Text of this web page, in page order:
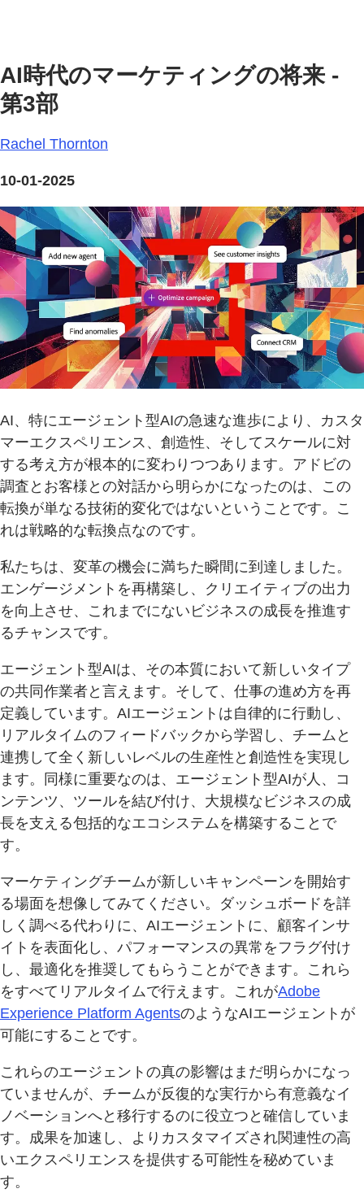
AI時代のマーケティングの将来 -
第3部
Rachel Thornton
10-01-2025
AI、特にエージェント型AIの急速な進歩により、カスタ
マーエクスペリエンス、創造性、そしてスケールに対
する考え方が根本的に変わりつつあります。アドビの
調査とお客様との対話から明らかになったのは、この
転換が単なる技術的変化ではないということです。こ
れは戦略的な転換点なのです。
私たちは、変革の機会に満ちた瞬間に到達しました。
エンゲージメントを再構築し、クリエイティブの出力
を向上させ、これまでにないビジネスの成長を推進す
るチャンスです。
エージェント型AIは、その本質において新しいタイプ
の共同作業者と言えます。そして、仕事の進め方を再
定義しています。AIエージェントは自律的に行動し、
リアルタイムのフィードバックから学習し、チームと
連携して全く新しいレベルの生産性と創造性を実現し
ます。同様に重要なのは、エージェント型AIが人、コ
ンテンツ、ツールを結び付け、大規模なビジネスの成
長を支える包括的なエコシステムを構築することで
す。
マーケティングチームが新しいキャンペーンを開始す
る場面を想像してみてください。ダッシュボードを詳
しく調べる代わりに、AIエージェントに、顧客インサ
イトを表面化し、パフォーマンスの異常をフラグ付け
し、最適化を推奨してもらうことができます。これら
をすべてリアルタイムで行えます。これがAdobe
Experience Platform AgentsのようなAIエージェントが
可能にすることです。
これらのエージェントの真の影響はまだ明らかになっ
ていませんが、チームが反復的な実行から有意義なイ
ノベーションへと移行するのに役立つと確信していま
す。成果を加速し、よりカスタマイズされ関連性の高
いエクスペリエンスを提供する可能性を秘めていま
す。